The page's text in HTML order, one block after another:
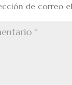
de correo